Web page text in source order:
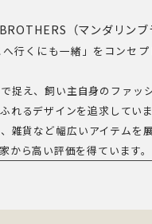
（マンダリンブ
へ行くにも一緒」をコンセ
捉え、飼い主自身のファッ
れるデザインを追求していま
雑貨など幅広いアイテムを
から高い評価を得ています。